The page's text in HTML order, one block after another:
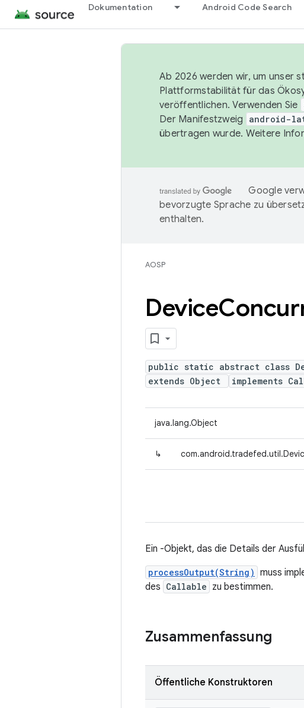
Dokumentation Android Code Search
Ab 2026 werden wir, um unser
Plattformstabilität für das
veröffentlichen. Verwenden Sie
Der Manifestzweig
android-
übertragen wurde. Weitere
Google
bevorzugte Sprache zu
enthalten.
AOSP
Device
public static abstract class
extends Object
implements
java.lang.Object
↳
Ein -Objekt, das die Details der
processOutput(String) muss
des Callable zu bestimmen.
Zusammenfassung
Öffentliche Konstruktoren